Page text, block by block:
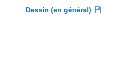
Dessin (en général)